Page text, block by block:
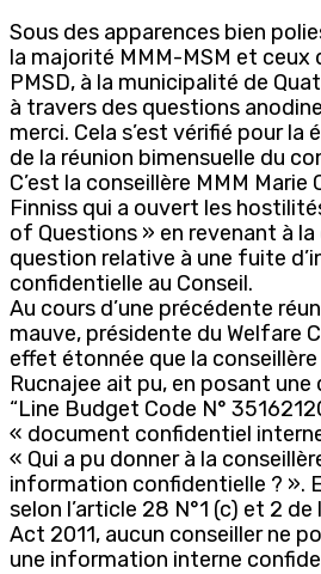
Sous des apparences bien
la majorité MMM-MSM et ceux
PMSD, à la municipalité de
à travers des questions
merci. Cela s’est vérifié pour la
de la réunion bimensuelle du
C’est la conseillère MMM Marie
Finniss qui a ouvert les
of Questions » en revenant à
question relative à une fuite
confidentielle au Conseil.
Au cours d’une précédente
mauve, présidente du Welfare
effet étonnée que la
Rucnajee ait pu, en posant
“Line Budget Code N°
« document confidentiel
« Qui a pu donner à la
information confidentielle ? ».
selon l’article 28 N°1 (c) et 2
Act 2011, aucun conseiller ne
une information interne